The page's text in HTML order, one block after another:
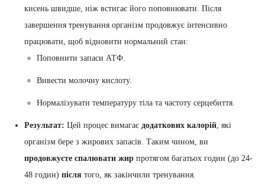
кисень швидше, ніж встигає його поповнювати. Після
завершення тренування організм продовжує інтенсивно
працювати, щоб відновити нормальний стан:
Поповнити запаси АТФ.
Вивести молочну кислоту.
Нормалізувати температуру тіла та частоту серцебиття.
Результат: Цей процес вимагає додаткових калорій, які
організм бере з жирових запасів. Таким чином, ви
продовжуєте спалювати жир протягом багатьох годин (до 24-
48 годин) після того, як закінчили тренування.